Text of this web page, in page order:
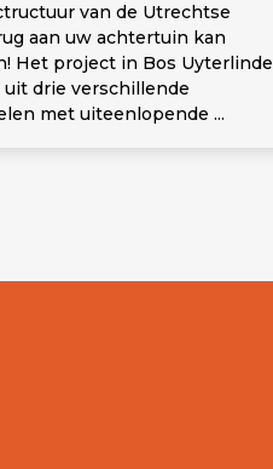
van de Utrechtse
aan uw achtertuin kan
Het project in Bos Uyterlinde
uit drie verschillende
met uiteenlopende ...